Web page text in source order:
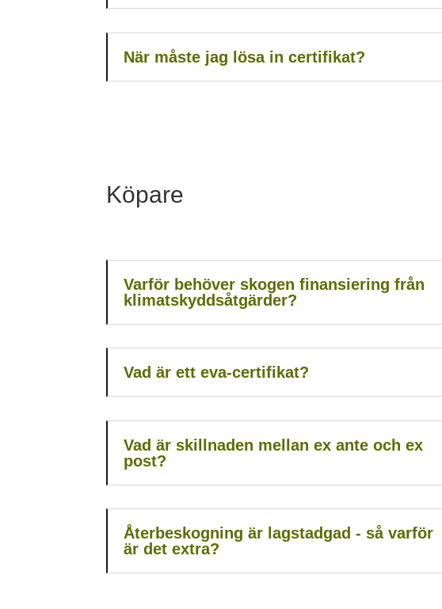
När måste jag lösa in certifikat?
Köpare
Varför behöver skogen finansiering från
klimatskyddsåtgärder?
Vad är ett eva-certifikat?
Vad är skillnaden mellan ex ante och ex
post?
Återbeskogning är lagstadgad - så varför
är det extra?